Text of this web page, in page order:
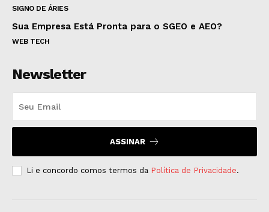
SIGNO DE ÁRIES
Sua Empresa Está Pronta para o SGEO e AEO?
WEB TECH
Newsletter
ASSINAR
Li e concordo comos termos da Política de Privacidade.